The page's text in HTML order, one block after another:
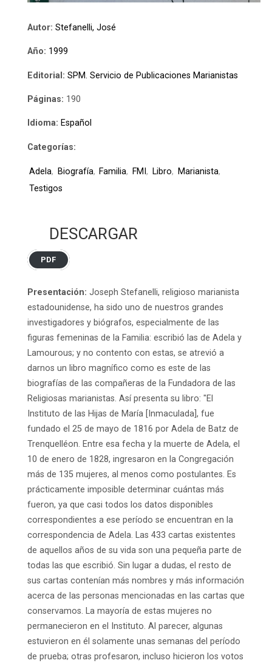
Autor: Stefanelli, José
Año: 1999
Editorial: SPM. Servicio de Publicaciones Marianistas
Páginas: 190
Idioma: Español
Categorías:
Adela, Biografía, Familia, FMI, Libro, Marianista,
Testigos
DESCARGAR
PDF
Presentación: Joseph Stefanelli, religioso marianista
estadounidense, ha sido uno de nuestros grandes
investigadores y biógrafos, especialmente de las
figuras femeninas de la Familia: escribió las de Adela y
Lamourous; y no contento con estas, se atrevió a
darnos un libro magnífico como es este de las
biografías de las compañeras de la Fundadora de las
Religiosas marianistas. Así presenta su libro: "El
Instituto de las Hijas de María [Inmaculada], fue
fundado el 25 de mayo de 1816 por Adela de Batz de
Trenquelléon. Entre esa fecha y la muerte de Adela, el
10 de enero de 1828, ingresaron en la Congregación
más de 135 mujeres, al menos como postulantes. Es
prácticamente imposible determinar cuántas más
fueron, ya que casi todos los datos disponibles
correspondientes a ese período se encuentran en la
correspondencia de Adela. Las 433 cartas existentes
de aquellos años de su vida son una pequeña parte de
todas las que escribió. Sin lugar a dudas, el resto de
sus cartas contenían más nombres y más información
acerca de las personas mencionadas en las cartas que
conservamos. La mayoría de estas mujeres no
permanecieron en el Instituto. Al parecer, algunas
estuvieron en él solamente unas semanas del período
de prueba; otras profesaron, incluso hicieron los votos